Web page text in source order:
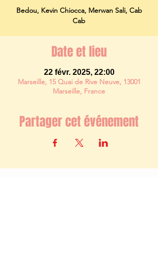
Bedou, Kevin Chiocca, Merwan Sali, Cab
Cab
Date et lieu
22 févr. 2025, 22:00
Marseille, 15 Quai de Rive Neuve, 13001
Marseille, France
Partager cet événement